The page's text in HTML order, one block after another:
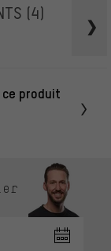
(4)
produit